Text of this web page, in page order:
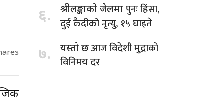
६. श्रीलङ्काको जेलमापुनः हिंसा,
दुई कैदीको मृत्यु, १५ घाइते
७. यस्तो छआज विदेशी मुद्राको
विनिमय दर